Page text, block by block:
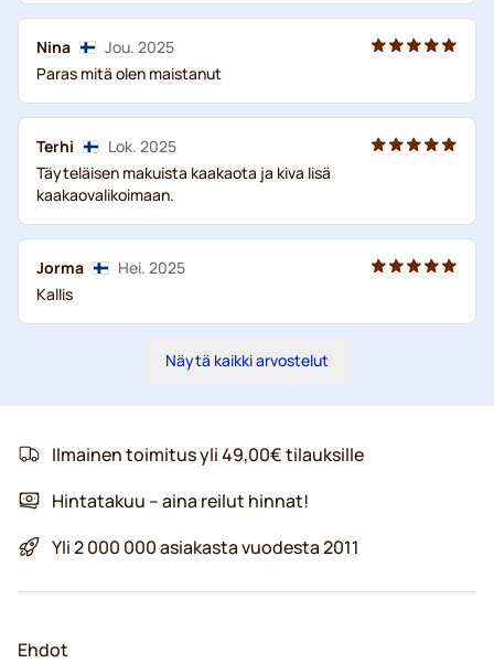
Nina
Jou. 2025
Paras mitä olen maistanut
Terhi
Lok. 2025
Täyteläisen makuista kaakaota ja kiva lisä
kaakaovalikoimaan.
Jorma
Hei. 2025
Kallis
Näytä kaikki arvostelut
Ilmainen toimitus yli 49,00€ tilauksille
Hintatakuu – aina reilut hinnat!
Yli 2 000 000 asiakasta vuodesta 2011
Ehdot